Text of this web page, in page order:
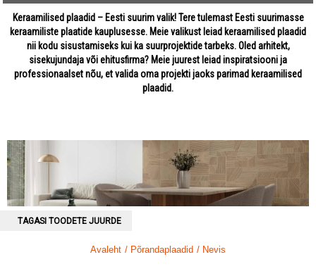
Keraamilised plaadid – Eesti suurim valik! Tere tulemast Eesti suurimasse
keraamiliste plaatide kauplusesse. Meie valikust leiad keraamilised plaadid
nii kodu sisustamiseks kui ka suurprojektide tarbeks. Oled arhitekt,
sisekujundaja või ehitusfirma? Meie juurest leiad inspiratsiooni ja
professionaalset nõu, et valida oma projekti jaoks parimad keraamilised
plaadid.
TAGASI TOODETE JUURDE
Avaleht / Põrandaplaadid / Nevis